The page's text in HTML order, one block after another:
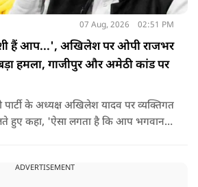
07 Aug, 2026 02:51 PM
हैं आप...', अखिलेश पर ओपी राजभर
हमला, गाजीपुर और अमेठी कांड पर
हुए कहा, 'ऐसा लगता है कि आप भगवान
ADVERTISEMENT